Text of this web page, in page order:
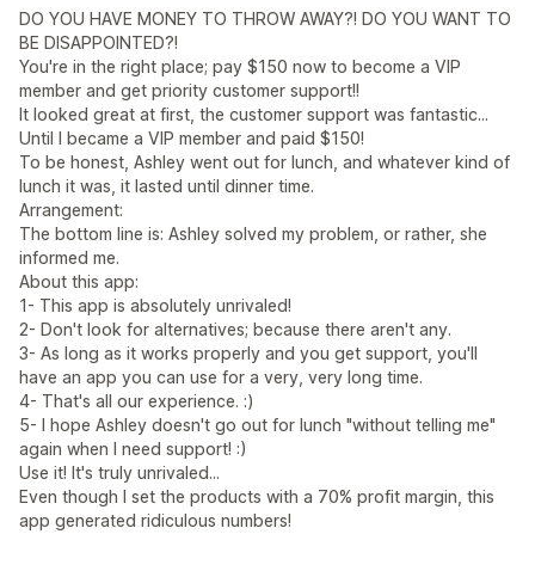
DO YOU HAVE MONEY TO THROW AWAY?! DO YOU WANT TO
BE DISAPPOINTED?!
You're in the right place; pay $150 now to become a VIP
member and get priority customer support!!
It looked great at first, the customer support was fantastic...
Until I became a VIP member and paid $150!
To be honest, Ashley went out for lunch, and whatever kind of
lunch it was, it lasted until dinner time.
Arrangement:
The bottom line is: Ashley solved my problem, or rather, she
informed me.
About this app:
1- This app is absolutely unrivaled!
2- Don't look for alternatives; because there aren't any.
3- As long as it works properly and you get support, you'll
have an app you can use for a very, very long time.
4- That's all our experience. :)
5- I hope Ashley doesn't go out for lunch "without telling me"
again when I need support! :)
Use it! It's truly unrivaled...
Even though I set the products with a 70% profit margin, this
app generated ridiculous numbers!